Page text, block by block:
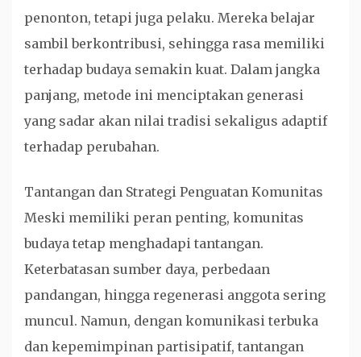
penonton, tetapi juga pelaku. Mereka belajar
sambil berkontribusi, sehingga rasa memiliki
terhadap budaya semakin kuat. Dalam jangka
panjang, metode ini menciptakan generasi
yang sadar akan nilai tradisi sekaligus adaptif
terhadap perubahan.
Tantangan dan Strategi Penguatan Komunitas
Meski memiliki peran penting, komunitas
budaya tetap menghadapi tantangan.
Keterbatasan sumber daya, perbedaan
pandangan, hingga regenerasi anggota sering
muncul. Namun, dengan komunikasi terbuka
dan kepemimpinan partisipatif, tantangan